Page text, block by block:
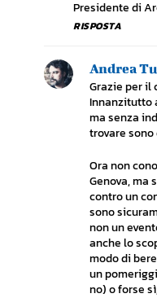
Presidente di
RISPOSTA
Andrea
Grazie per il
Innanzitutto
ma senza
trovare
Ora non
Genova, ma
contro un
sono
non un
anche lo
modo di
un
no) o forse